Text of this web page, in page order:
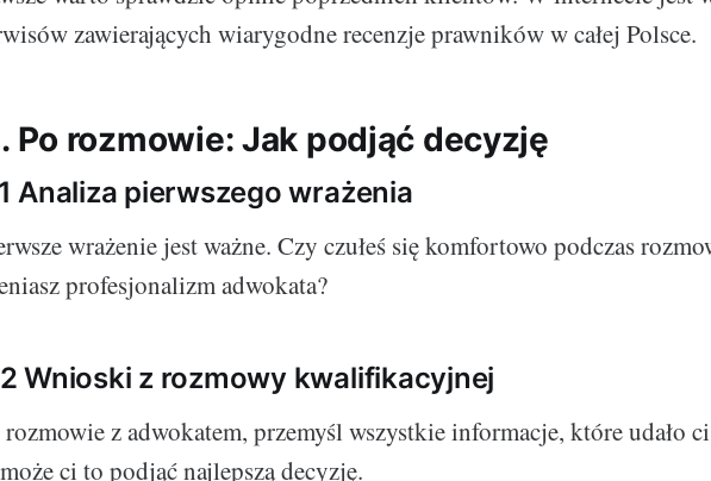
zawierających wiarygodne recenzje prawników w całej Polsce.
Po rozmowie: Jak podjąć decyzję
Analiza pierwszego wrażenia
wrażenie jest ważne. Czy czułeś się komfortowo podczas
profesjonalizm adwokata?
Wnioski z rozmowy kwalifikacyjnej
rozmowie z adwokatem, przemyśl wszystkie informacje, które udało
ci to podjąć najlepszą decyzję.